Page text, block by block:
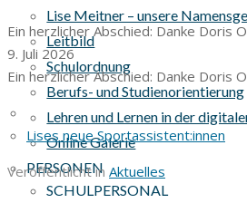
Lise Meitner – unsere
Leitbild
Schulordnung
Berufs- und Studienorientierung
Lehren und Lernen in der
Online Galerie
PERSONEN
SCHULPERSONAL
Ein herzlicher Abschied: Danke Doris
9. Juli 2026
Ein herzlicher Abschied: Danke Doris
Lises neue Sportassistent:innen
Veröffentlicht in Aktuelles